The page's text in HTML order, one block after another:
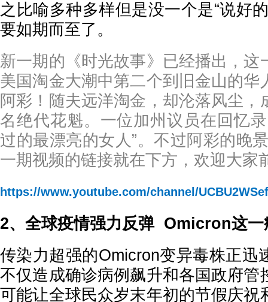
之比喻多种多样但是没一个是“说好
要如期而至了。
新一期的《时光故事》已经播出，这
美国淘金大潮中第二个到旧金山的华
阿彩！随夫远洋淘金，却沦落风尘，
名绝代花魁。一位加州议员在回忆
过的最漂亮的女人”。不过阿彩的晚
一期视频的链接就在下方，欢迎大家
https://www.youtube.com/channel/
2、全球疫情强力反弹 Omicron这一
传染力超强的Omicron变异毒株正迅
不仅造成确诊病例飙升和各国政府管
可能让全球民众岁末年初的节假庆祝